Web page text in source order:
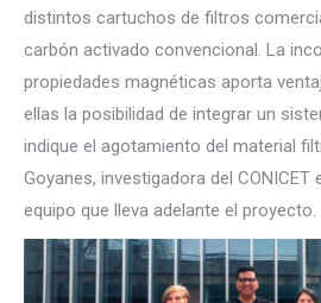
distintos cartuchos de filtros
carbón activado convencional. La
propiedades magnéticas aporta
ellas la posibilidad de integrar un
indique el agotamiento del material
Goyanes, investigadora del CONICET
equipo que lleva adelante el proyecto.